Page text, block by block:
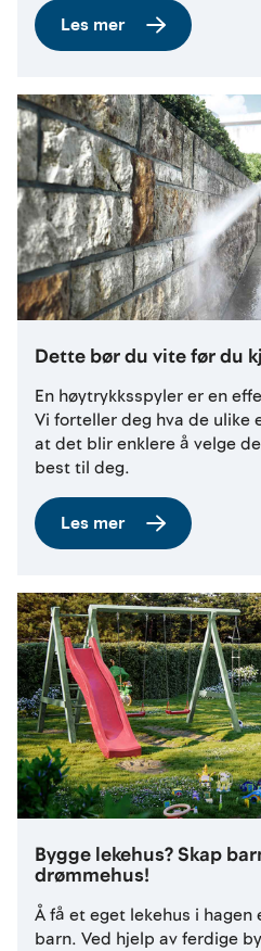
Les mer
Dette bør du vite før du
En høytrykksspyler er en
Vi forteller deg hva de ulike
at det blir enklere å velge
best til deg.
Les mer
Bygge lekehus? Skap
drømmehus!
Å få et eget lekehus i
barn. Ved hjelp av ferdige